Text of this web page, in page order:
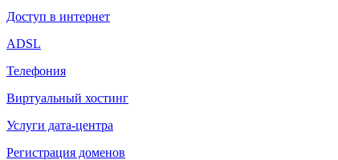
Доступ в интернет
ADSL
Телефония
Виртуальный хостинг
Услуги дата-центра
Регистрация доменов